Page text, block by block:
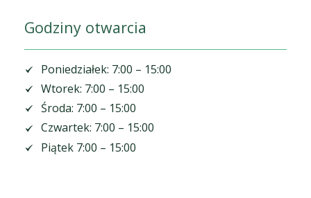
Godziny otwarcia
Poniedziałek: 7:00 – 15:00
Wtorek: 7:00 – 15:00
Środa: 7:00 – 15:00
Czwartek: 7:00 – 15:00
Piątek 7:00 – 15:00